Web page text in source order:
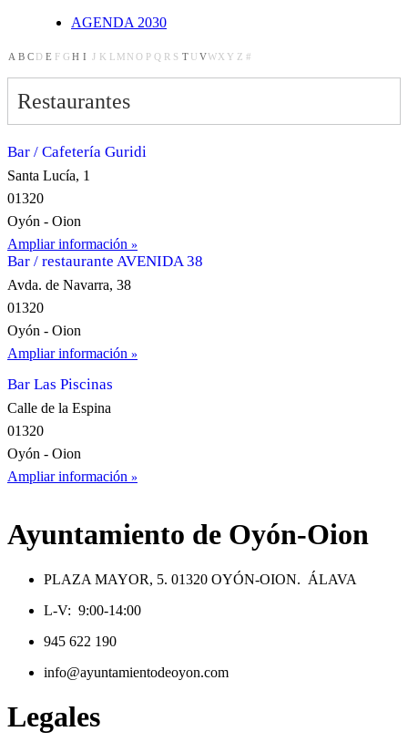
AGENDA 2030
A B C D E F G H I J K L M N O P Q R S T U VWX Y Z #
Restaurantes
Bar / Cafetería Guridi
Santa Lucía, 1
01320
Oyón - Oion
Ampliar información
Bar / restaurante AVENIDA 38
Avda. de Navarra, 38
01320
Oyón - Oion
Ampliar información
Bar Las Piscinas
Calle de la Espina
01320
Oyón - Oion
Ampliar información
Ayuntamiento de Oyón-Oion
PLAZA MAYOR, 5. 01320 OYÓN-OION. ÁLAVA
L-V: 9:00-14:00
945 622 190
info@ayuntamientodeoyon.com
Legales